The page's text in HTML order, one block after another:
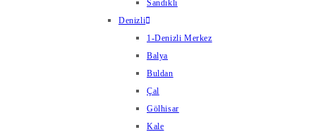
Sandıklı
Denizli
1-Denizli Merkez
Balya
Buldan
Çal
Gölhisar
Kale